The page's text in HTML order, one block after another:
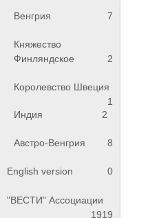
Венгрия 7
Княжество
Финляндское
2
Королевство Швеция
1
Индия
2
Австро-Венгрия 8
English version 0
"ВЕСТИ" Ассоциации
1919